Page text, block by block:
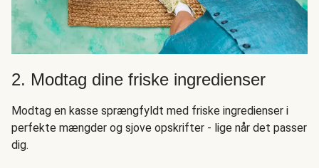
2. Modtag dine friske ingredienser
Modtag en kasse sprængfyldt med friske ingredienser i
perfekte mængder og sjove opskrifter - lige når det passer
dig.